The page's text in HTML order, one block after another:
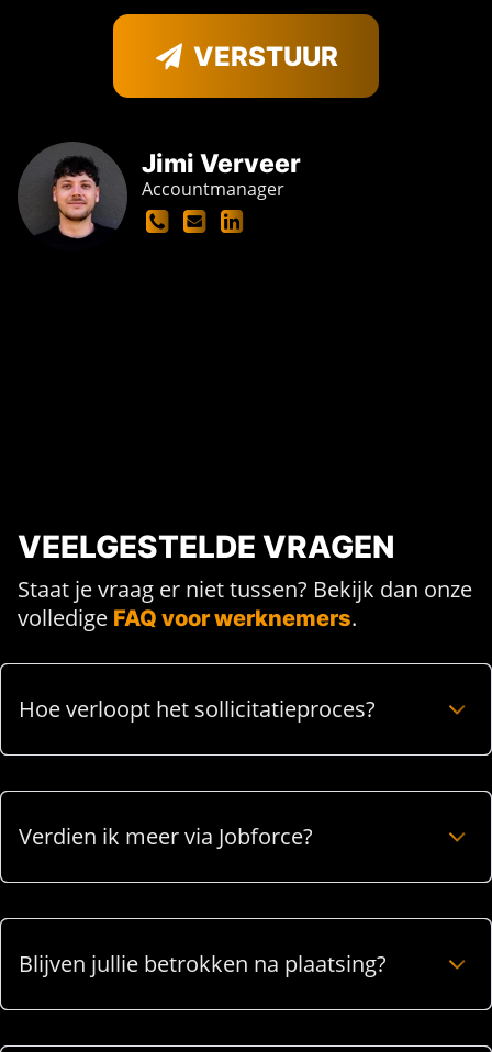
Jimi Verveer
Accountmanager
VERSTUUR
VEELGESTELDE VRAGEN
Staat je vraag er niet tussen? Bekijk dan onze
volledige FAQ voor werknemers.
Hoe verloopt het sollicitatieproces?
Verdien ik meer via Jobforce?
Blijven jullie betrokken na plaatsing?